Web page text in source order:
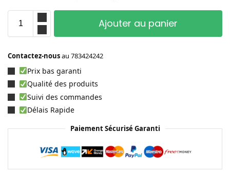
Ajouter au panier
Contactez-nousau 783424242
Prix bas garanti
Qualité des produits
Suivi des commandes
Délais Rapide
Paiement Sécurisé Garanti